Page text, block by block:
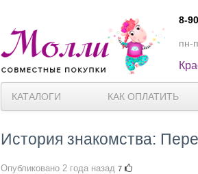
8-
пн-
КАТАЛОГИ КАК ОПЛАТИТЬ
История знакомства:
Опубликовано 2 года назад 7